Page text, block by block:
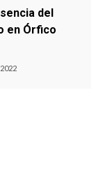
del
en Órfico